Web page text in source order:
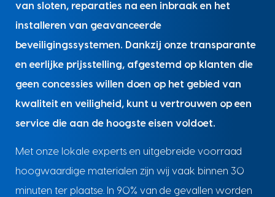
van sloten, reparaties na een inbraak en het
installeren van geavanceerde
beveiligingssystemen. Dankzij onze transparante
en eerlijke prijsstelling, afgestemd op klanten die
geen concessies willen doen op het gebied van
kwaliteit en veiligheid, kunt u vertrouwen op een
service die aan de hoogste eisen voldoet.
Met onze lokale experts en uitgebreide voorraad
hoogwaardige materialen zijn wij vaak binnen 30
minuten ter plaatse. In 90% van de gevallen worden